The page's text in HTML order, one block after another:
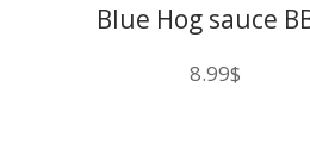
Blue Hog sauce
8.99$